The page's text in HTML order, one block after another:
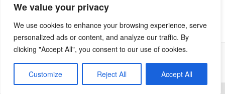
We value your privacy
We use cookies to enhance your browsing experience, serve
personalized ads or content, and analyze our traffic. By
clicking "Accept All", you consent to our use of cookies.
Customize Reject All Accept All
u
c
h
n
Was ist die Netzecke? Stolz präsentiert von WordPress